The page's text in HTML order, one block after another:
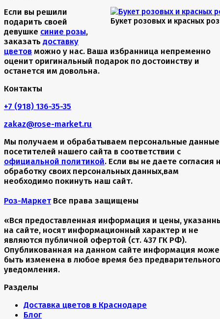
Букет розовых и красных роз
Если вы решили
подарить своей
девушке синие розы,
заказать доставку
цветов можно у нас. Ваша избранница непременно
оценит оригинальный подарок по достоинству и
останется им довольна.
Контакты
+7 (918) 136-35-35
zakaz@rose-market.ru
Мы получаем и обрабатываем персональные данные
посетителей нашего сайта в соответствии с
официальной политикой. Если вы не даете согласия
обработку своих персональных данных,вам
необходимо покинуть наш сайт.
Роз-Маркет Все права защищены
«Вся предоставленная информация и цены,
на сайте, носят информационный характер и не
являются публичной офертой (ст. 437 ГК РФ).
Опубликованная на данном сайте информация
быть изменена в любое время без предварительного
уведомления.
Разделы
Доставка цветов в Краснодаре
Блог